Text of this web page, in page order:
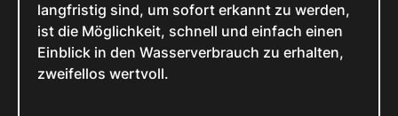
langfristig sind, um sofort erkannt zu werden,
ist die Möglichkeit, schnell und einfach einen
Einblick in den Wasserverbrauch zu erhalten,
zweifellos wertvoll.